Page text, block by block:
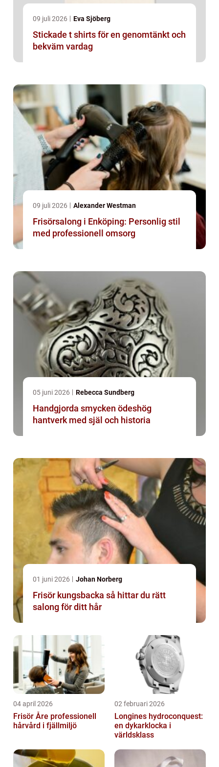
09 juli 2026 Eva Sjöberg
Stickade t shirts för en genomtänkt och
bekväm vardag
09 juli 2026 Alexander Westman
Frisörsalong i Enköping: Personlig stil
med professionell omsorg
05 juni 2026 Rebecca Sundberg
Handgjorda smycken ödeshög
hantverk med själ och historia
01 juni 2026 Johan Norberg
Frisör kungsbacka så hittar du rätt
salong för ditt hår
04 april 2026
Frisör Åre professionell
hårvård i fjällmiljö
02 februari 2026
Longines hydroconquest:
en dykarklocka i
världsklass